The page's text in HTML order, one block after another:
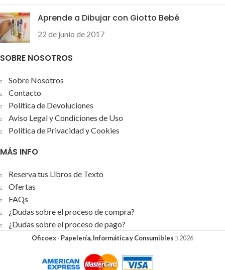
Aprende a Dibujar con Giotto Bebé
22 de junio de 2017
SOBRE NOSOTROS
Sobre Nosotros
Contacto
Política de Devoluciones
Aviso Legal y Condiciones de Uso
Política de Privacidad y Cookies
MÁS INFO
Reserva tus Libros de Texto
Ofertas
FAQs
¿Dudas sobre el proceso de compra?
¿Dudas sobre el proceso de pago?
Oficoex - Papelería, Informática y Consumibles 2026